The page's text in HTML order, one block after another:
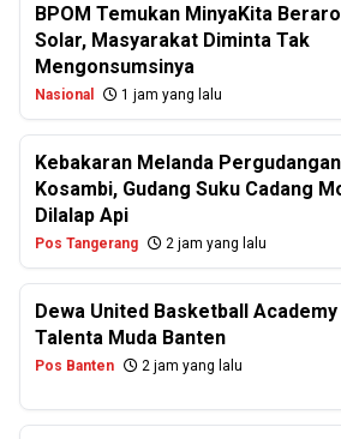
BPOM Temukan MinyaKita
Solar, Masyarakat Diminta Tak
Mengonsumsinya
Nasional 1 jam yang lalu
Kebakaran Melanda Pergudangan
Kosambi, Gudang Suku Cadang
Dilalap Api
Pos Tangerang 2 jam yang lalu
Dewa United Basketball Academy
Talenta Muda Banten
Pos Banten 2 jam yang lalu